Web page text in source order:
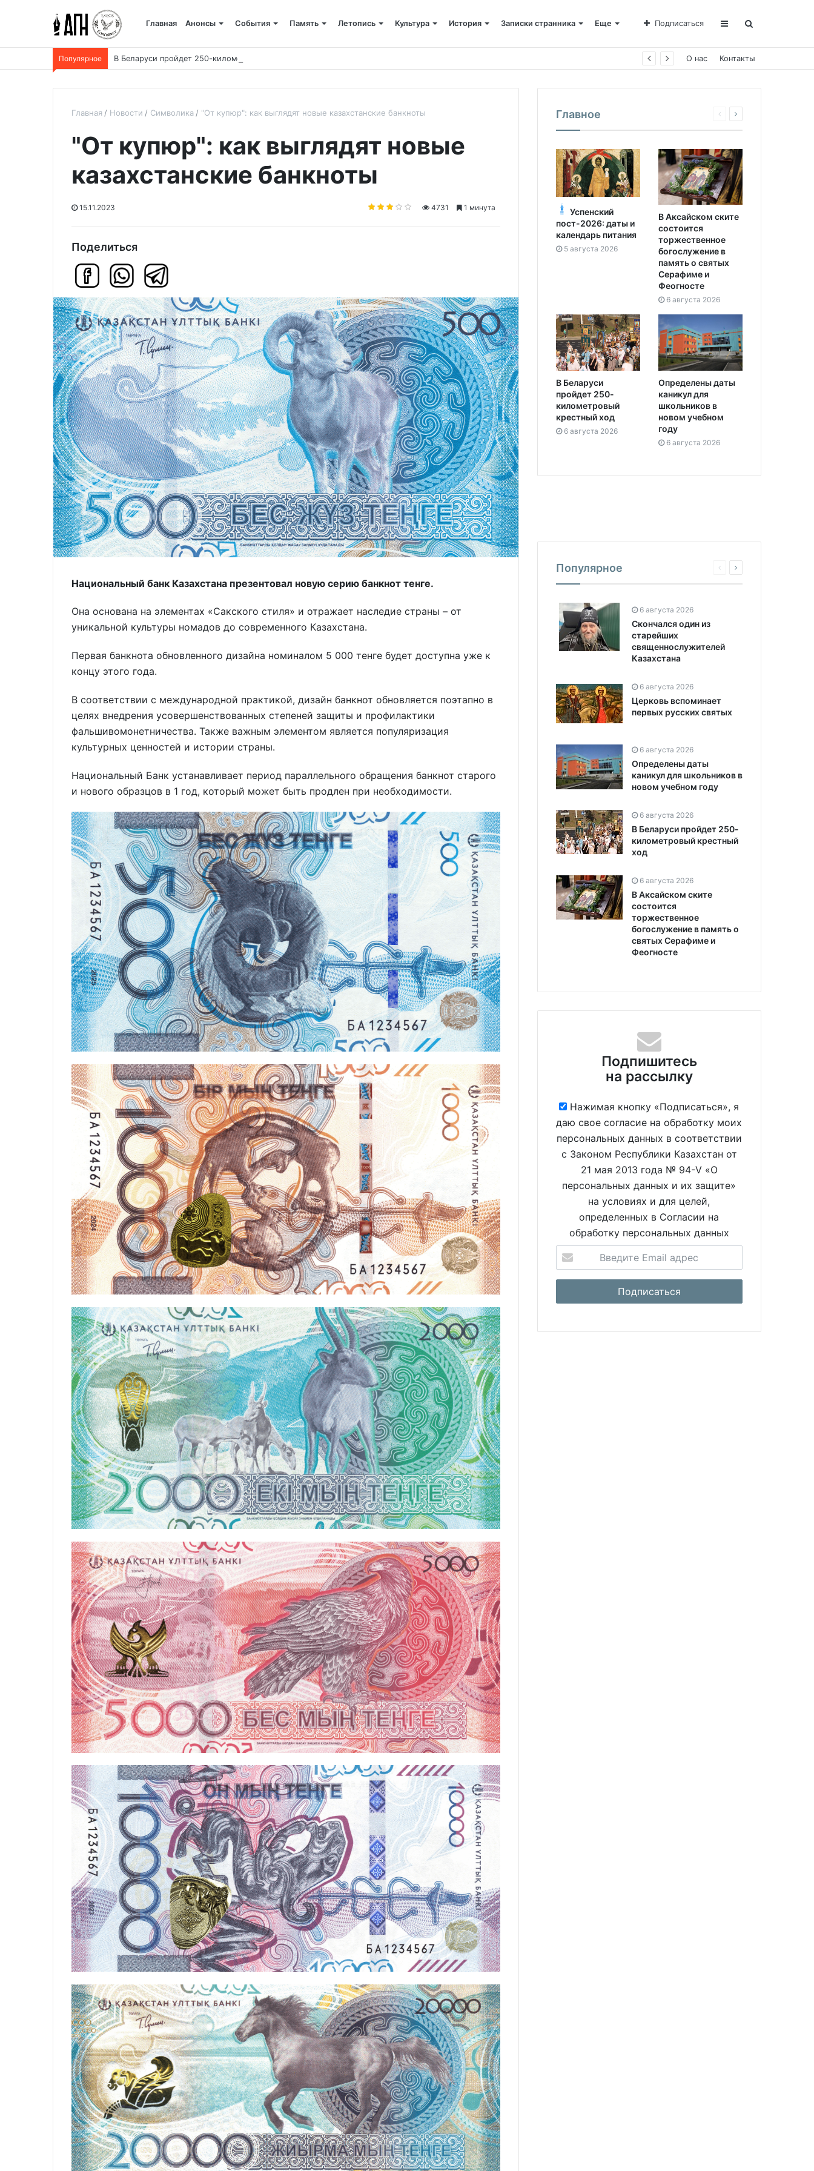
Главная Анонсы События Память Летопись Культура История Записки странника Еще Подписаться
Популярное В Беларуси пройдет 250-километровый крестный ход О нас Контакты
Главная Новости Символика "От купюр": как выглядят новые казахстанские банкноты
"От купюр": как выглядят новые
казахстанские банкноты
15.11.2023 4731 1 минута
Поделиться
Национальный банк Казахстана презентовал новую серию банкнот тенге.
Она основана на элементах «Сакского стиля» и отражает наследие страны – от
уникальной культуры номадов до современного Казахстана.
Первая банкнота обновленного дизайна номиналом 5 000 тенге будет доступна уже к
концу этого года.
В соответствии с международной практикой, дизайн банкнот обновляется поэтапно в
целях внедрения усовершенствованных степеней защиты и профилактики
фальшивомонетничества. Также важным элементом является популяризация
культурных ценностей и истории страны.
Национальный Банк устанавливает период параллельного обращения банкнот старого
и нового образцов в 1 год, который может быть продлен при необходимости.
Главное
Успенский
пост-2026: даты и
календарь питания
5 августа 2026
В Аксайском ските
состоится
торжественное
богослужение в
память о святых
Серафиме и
Феогносте
6 августа 2026
В Беларуси
пройдет 250-
километровый
крестный ход
6 августа 2026
Определены даты
каникул для
школьников в
новом учебном
году
6 августа 2026
Популярное
6 августа 2026
Скончался один из
старейших
священнослужителей
Казахстана
6 августа 2026
Церковь вспоминает
первых русских святых
6 августа 2026
Определены даты
каникул для школьников в
новом учебном году
6 августа 2026
В Беларуси пройдет 250-
километровый крестный
ход
6 августа 2026
В Аксайском ските
состоится
торжественное
богослужение в память о
святых Серафиме и
Феогносте
Подпишитесь
на рассылку
Нажимая кнопку «Подписаться», я
даю свое согласие на обработку моих
персональных данных в соответствии
с Законом Республики Казахстан от
21 мая 2013 года № 94-V «О
персональных данных и их защите»
на условиях и для целей,
определенных в Согласии на
обработку персональных данных